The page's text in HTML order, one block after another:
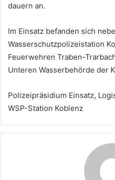
dauern an.
Im Einsatz befanden sich
Wasserschutzpolizeistation
Feuerwehren Traben-
Unteren Wasserbehörde der
Polizeipräsidium Einsatz,
WSP-Station Koblenz